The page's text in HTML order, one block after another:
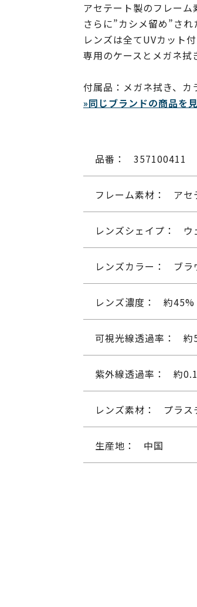
アセテート製のフレー
さらに”カシメ留め”さ
レンズは全てUVカット
専用のケースとメガネ拭
付属品：メガネ拭き、
»同じブランドの商品を
品番： 357100411
フレーム素材： アセ
レンズシェイプ： ウ
レンズカラー： ブラ
レンズ濃度： 約45%
可視光線透過率： 約
紫外線透過率： 約
レンズ素材： プラス
生産地： 中国